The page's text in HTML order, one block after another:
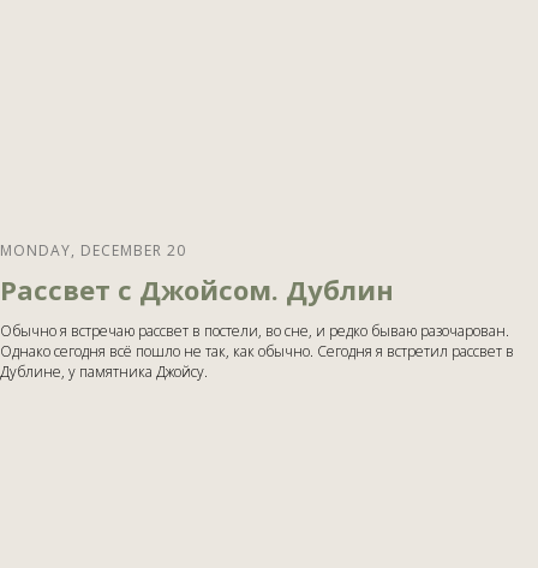
MONDAY, DECEMBER 20
Рассвет с Джойсом. Дублин
Обычно я встречаю рассвет в постели, во сне, и редко бываю разочарован.
Однако сегодня всё пошло не так, как обычно. Сегодня я встретил рассвет в
Дублине, у памятника Джойсу.